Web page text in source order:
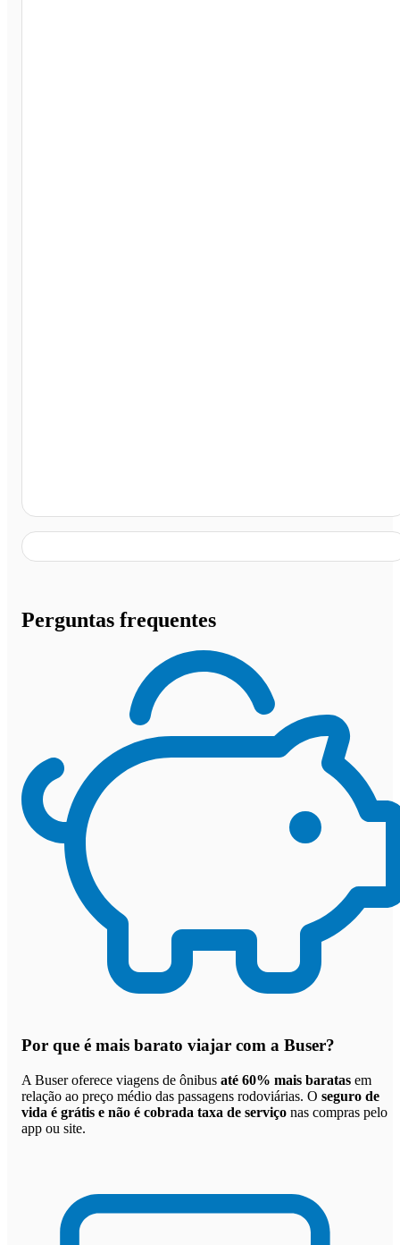
Perguntas frequentes
Por que é mais barato viajar com a Buser?
A Buser oferece viagens de ônibus até 60% mais baratas em
relação ao preço médio das passagens rodoviárias. O seguro de
vida é grátis e não é cobrada taxa de serviço nas compras pelo
app ou site.